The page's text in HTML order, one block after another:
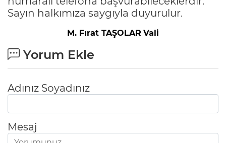
Sayın halkımıza saygıyla duyurulur.
M. Fırat TAŞOLAR Vali
Yorum Ekle
Adınız Soyadınız
Mesaj